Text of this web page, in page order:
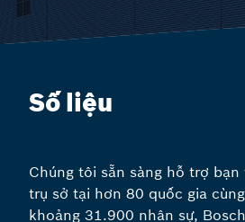
Số liệu
Chúng tôi sẵn sàng hỗ trợ bạn
trụ sở tại hơn 80 quốc gia
khoảng 31.900 nhân sự,